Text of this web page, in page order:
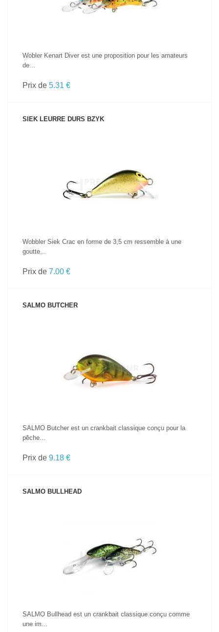
Wobler Kenart Diver est une proposition pour les amateurs
de...
Prix de 5.31 €
SIEK LEURRE DURS BZYK
VOIR LE PRODUIT
Wobbler Siek Crac en forme de 3,5 cm ressemble à une
goutte...
Prix de 7.00 €
SALMO BUTCHER
VOIR LE PRODUIT
SALMO Butcher est un crankbait classique conçu pour la
pêche...
Prix de 9.18 €
SALMO BULLHEAD
SALMO Bullhead est un crankbait classique conçu comme
une im...